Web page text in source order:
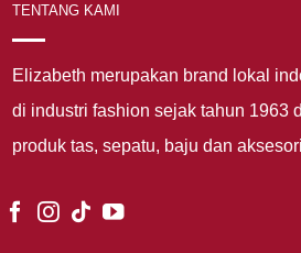
TENTANG KAMI
Elizabeth merupakan brand lokal
di industri fashion sejak tahun 1963
produk tas, sepatu, baju dan